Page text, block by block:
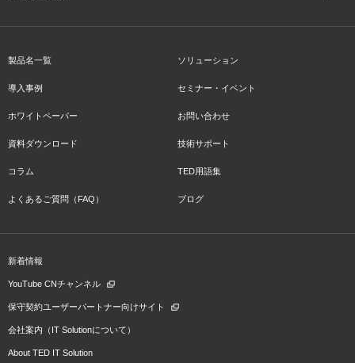
製品名一覧 ソリューション
導入事例 セミナー・イベント
ホワイトペーパー お問い合わせ
資料ダウンロード 技術サポート
コラム TED用語集
よくあるご質問（FAQ） ブログ
新着情報
YouTube CNチャンネル
保守契約ユーザーパートナー向けサイト
会社案内（IT Solutionについて）
About TED IT Solution